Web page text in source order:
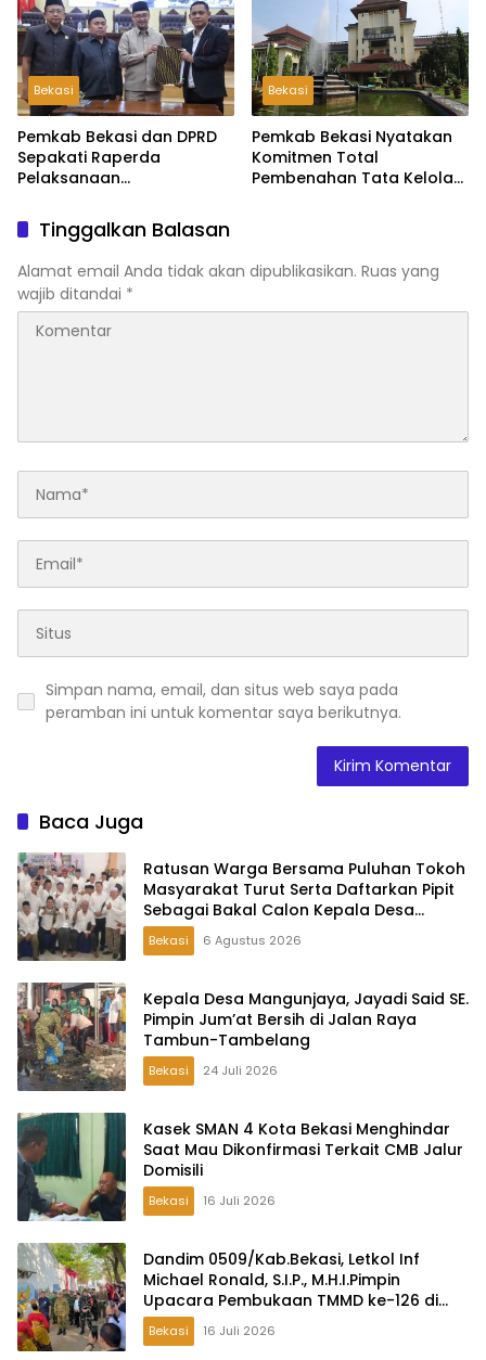
Bekasi
Pemkab Bekasi dan DPRD
Sepakati Raperda
Pelaksanaan
APBD 2025, Perkuat
Akuntabilitas Tata Kelola
Keuangan Daerah
Bekasi
Pemkab Bekasi Nyatakan
Komitmen Total
Pembenahan Tata Kelola
Tinggalkan Balasan
Alamat email Anda tidak akan dipublikasikan. Ruas yang
wajib ditandai *
Simpan nama, email, dan situs web saya pada
peramban ini untuk komentar saya berikutnya.
Baca Juga
Ratusan Warga Bersama Puluhan Tokoh
Masyarakat Turut Serta Daftarkan Pipit
Sebagai Bakal Calon Kepala Desa
Lambangsari
Bekasi 6 Agustus 2026
Kepala Desa Mangunjaya, Jayadi Said SE.
Pimpin Jum’at Bersih di Jalan Raya
Tambun-Tambelang
Bekasi 24 Juli 2026
Kasek SMAN 4 Kota Bekasi Menghindar
Saat Mau Dikonfirmasi Terkait CMB Jalur
Domisili
Bekasi 16 Juli 2026
Dandim 0509/Kab.Bekasi, Letkol Inf
Michael Ronald, S.I.P., M.H.I.Pimpin
Upacara Pembukaan TMMD ke-126 di
Desa Wibawamulya
Bekasi 16 Juli 2026